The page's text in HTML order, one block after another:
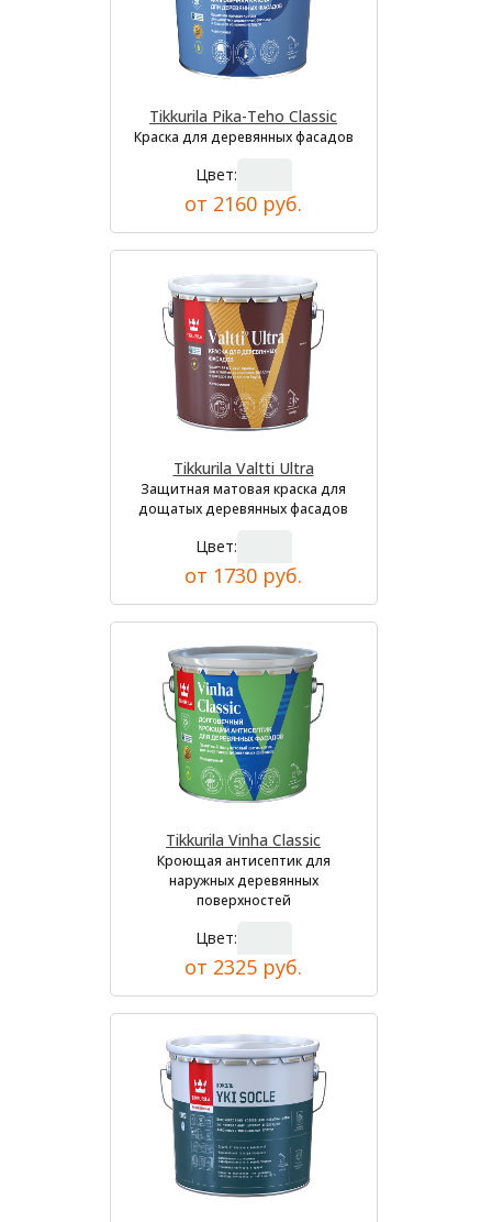
Tikkurila Pika-Teho Classic
Краска для деревянных фасадов
Цвет:
от 2160 руб.
Tikkurila Valtti Ultra
Защитная матовая краска для
дощатых деревянных фасадов
Цвет:
от 1730 руб.
Tikkurila Vinha Classic
Кроющая антисептик для
наружных деревянных
поверхностей
Цвет:
от 2325 руб.